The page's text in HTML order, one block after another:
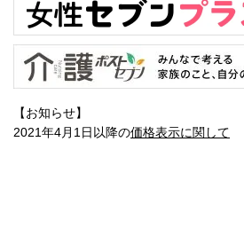
【お知らせ】
2021年4月1日以降の価格表示に関して